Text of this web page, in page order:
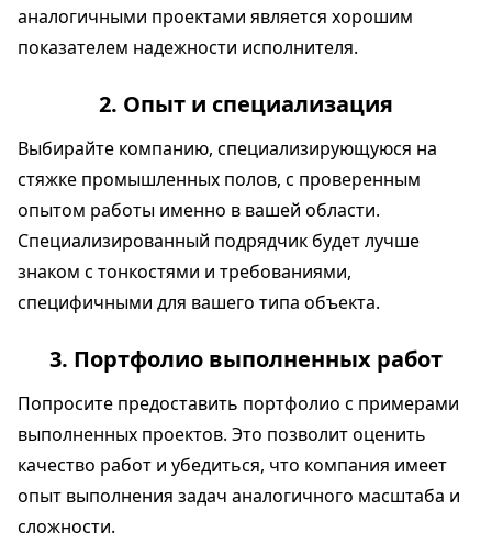
аналогичными проектами является хорошим
показателем надежности исполнителя.
2. Опыт и специализация
Выбирайте компанию, специализирующуюся на
стяжке промышленных полов, с проверенным
опытом работы именно в вашей области.
Специализированный подрядчик будет лучше
знаком с тонкостями и требованиями,
специфичными для вашего типа объекта.
3. Портфолио выполненных работ
Попросите предоставить портфолио с примерами
выполненных проектов. Это позволит оценить
качество работ и убедиться, что компания имеет
опыт выполнения задач аналогичного масштаба и
сложности.